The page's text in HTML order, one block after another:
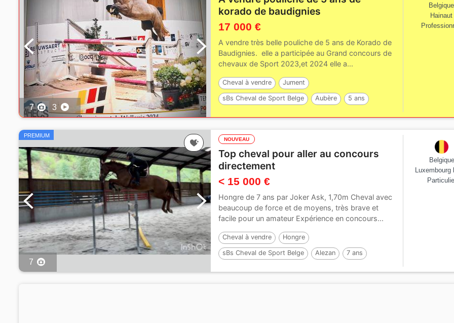
7 3
korado de baudignies
17 000 €
A vendre très belle pouliche de 5 ans de Korado de
Baudignies. elle a participée au Grand concours de
chevaux de Sport 2023,et 2024 elle a...
Cheval à vendre Jument
sBs Cheval de Sport Belge Aubère 5 ans
Belgique
Hainaut
PREMIUM
7
NOUVEAU
Top cheval pour aller au concours
directement
< 15 000 €
Hongre de 7 ans par Joker Ask, 1,70m Cheval avec
beaucoup de force et de moyens, très brave et
facile pour un amateur Expérience en concours...
Cheval à vendre Hongre
sBs Cheval de Sport Belge Alezan 7 ans
Belgique
Luxembourg